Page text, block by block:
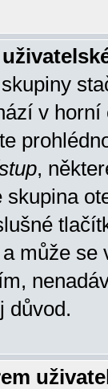
v horní
,
může se
důvod.